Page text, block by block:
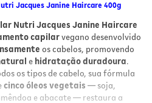
Jacques Janine Haircare 400g
Nutri Jacques Janine Haircare
capilarvegano desenvolvido
os cabelos, promovendo
e hidratação duradoura.
os tipos de cabelo, sua fórmula
cinco óleos vegetais — soja,
e abacate — restaura a